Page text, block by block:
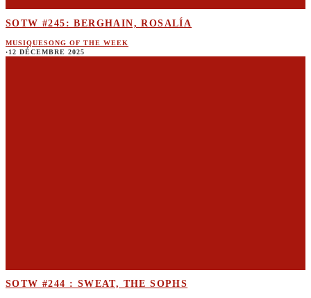
SOTW #245: BERGHAIN, ROSALÍA
MUSIQUESONG OF THE WEEK
·12 DÉCEMBRE 2025
SOTW #244 : SWEAT, THE SOPHS